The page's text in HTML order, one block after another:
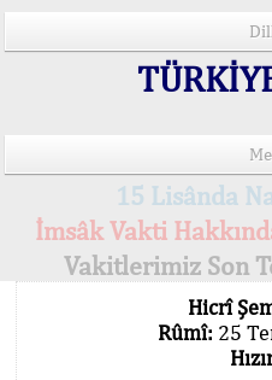
15 Lisânda
İmsâk Vakti
Vakitlerimiz Son
Hicrî
Rûmî: 25